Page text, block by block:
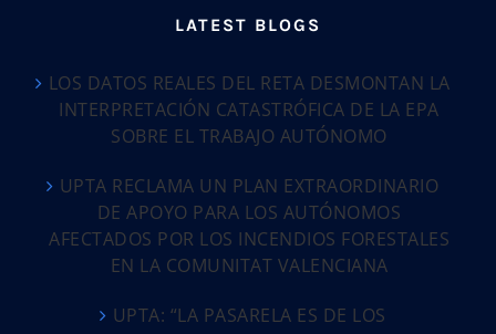
LATEST BLOGS
LOS DATOS REALES DEL RETA DESMONTAN LA
INTERPRETACIÓN CATASTRÓFICA DE LA EPA
SOBRE EL TRABAJO AUTÓNOMO
UPTA RECLAMA UN PLAN EXTRAORDINARIO
DE APOYO PARA LOS AUTÓNOMOS
AFECTADOS POR LOS INCENDIOS FORESTALES
EN LA COMUNITAT VALENCIANA
UPTA: “LA PASARELA ES DE LOS